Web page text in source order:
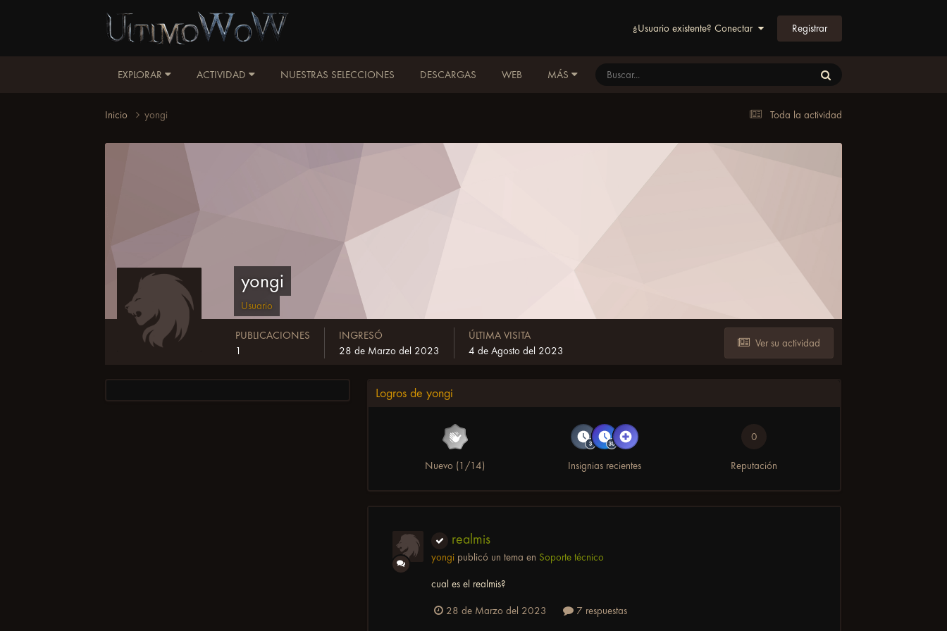
¿Usuario existente? Conectar Registrar
EXPLORAR ACTIVIDAD NUESTRAS SELECCIONES DESCARGAS WEB MÁS
Toda la actividad
Inicio yongi
yongi
Usuario
Ver su actividad
PUBLICACIONES
1
INGRESÓ
28 de Marzo del 2023
ÚLTIMA VISITA
4 de Agosto del 2023
Logros de yongi
Nuevo (1/14) Insignias recientes
0
Reputación
realmis
yongi publicó un tema en Soporte técnico
cual es el realmis?
28 de Marzo del 2023 7 respuestas